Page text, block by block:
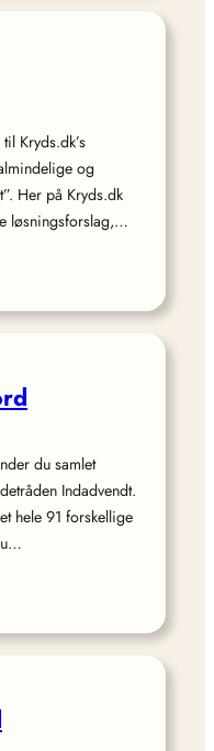
Kryds.dk’s
og
Her på Kryds.dk
løsningsforslag,…
du samlet
Indadvendt.
hele 91 forskellige